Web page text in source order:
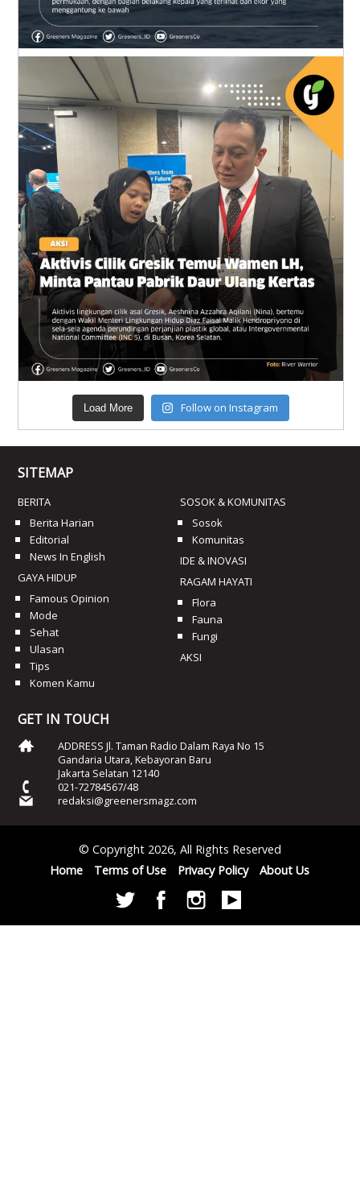
Load More Follow on Instagram
SITEMAP
BERITA
Berita Harian
Editorial
News In English
GAYA HIDUP
Famous Opinion
Mode
Sehat
Ulasan
Tips
Komen Kamu
SOSOK & KOMUNITAS
Sosok
Komunitas
IDE & INOVASI
RAGAM HAYATI
Flora
Fauna
Fungi
AKSI
GET IN TOUCH
ADDRESS Jl. Taman Radio Dalam Raya No 15
Gandaria Utara, Kebayoran Baru
Jakarta Selatan 12140
021-72784567/48
redaksi@greenersmagz.com
© Copyright 2026, All Rights Reserved
Home
Terms of Use Privacy Policy About Us